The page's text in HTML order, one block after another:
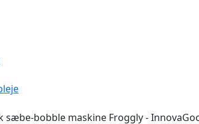
sæbe-bobble maskine Froggly -